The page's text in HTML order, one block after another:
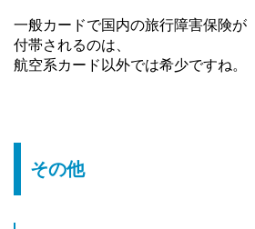
一般カードで国内の旅行障害保険が
付帯されるのは、
航空系カード以外では希少ですね。
その他